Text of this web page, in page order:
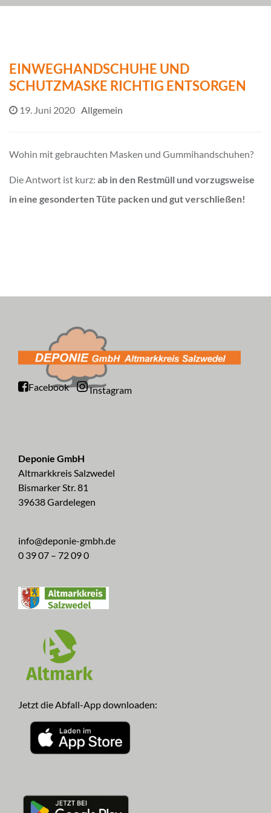
EINWEGHANDSCHUHE UND
SCHUTZMASKE RICHTIG ENTSORGEN
19. Juni 2020 Allgemein
Wohin mit gebrauchten Masken und Gummihandschuhen?
Die Antwort ist kurz: ab in den Restmüll und vorzugsweise
in eine gesonderten Tüte packen und gut verschließen!
Facebook Instagram
Deponie GmbH
Altmarkkreis Salzwedel
Bismarker Str. 81
39638 Gardelegen
info@deponie-gmbh.de
0 39 07 – 72 09 0
Jetzt die Abfall-App downloaden: